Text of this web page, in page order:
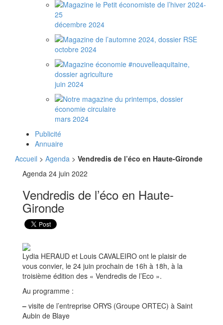
décembre 2024
octobre 2024
juin 2024
mars 2024
Publicité
Annuaire
Accueil > Agenda > Vendredis de l’éco en Haute-Gironde
Agenda 24 juin 2022
Vendredis de l’éco en Haute-
Gironde
Lydia HERAUD et Louis CAVALEIRO ont le plaisir de
vous convier, le 24 juin prochain de 16h à 18h, à la
troisième édition des « Vendredis de l’Eco ».
Au programme :
– visite de l’entreprise ORYS (Groupe ORTEC) à Saint
Aubin de Blaye